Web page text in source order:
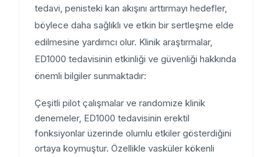
tedavi, penisteki kan akışını arttırmayı hedefler,
böylece daha sağlıklı ve etkin bir sertleşme elde
edilmesine yardımcı olur. Klinik araştırmalar,
ED1000 tedavisinin etkinliği ve güvenliği hakkında
önemli bilgiler sunmaktadır:
Çeşitli pilot çalışmalar ve randomize klinik
denemeler, ED1000 tedavisinin erektil
fonksiyonlar üzerinde olumlu etkiler gösterdiğini
ortaya koymuştur. Özellikle vasküler kökenli